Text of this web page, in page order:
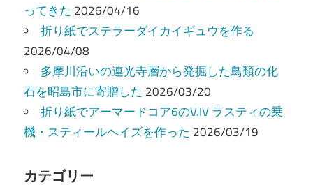
ってきた 2026/04/16
折り紙でステラーダイカイギュウを作る
2026/04/08
多摩川沿いの連光寺層から発掘した鳥類の化
石を昭島市に寄贈した 2026/03/20
折り紙でアーマードコア6のV.IV ラスティの乗
機・スティールヘイズを作った 2026/03/19
カテゴリー